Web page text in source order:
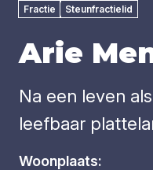
Fractie Steunfractielid
Arie
Na een leven
leefbaar
Woonplaats: